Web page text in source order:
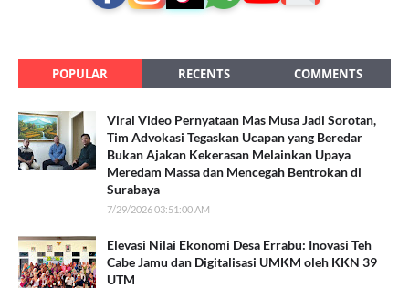
POPULAR RECENTS COMMENTS
Viral Video Pernyataan Mas Musa Jadi Sorotan,
Tim Advokasi Tegaskan Ucapan yang Beredar
Bukan Ajakan Kekerasan Melainkan Upaya
Meredam Massa dan Mencegah Bentrokan di
Surabaya
7/29/2026 03:51:00 AM
Elevasi Nilai Ekonomi Desa Errabu: Inovasi Teh
Cabe Jamu dan Digitalisasi UMKM oleh KKN 39
UTM